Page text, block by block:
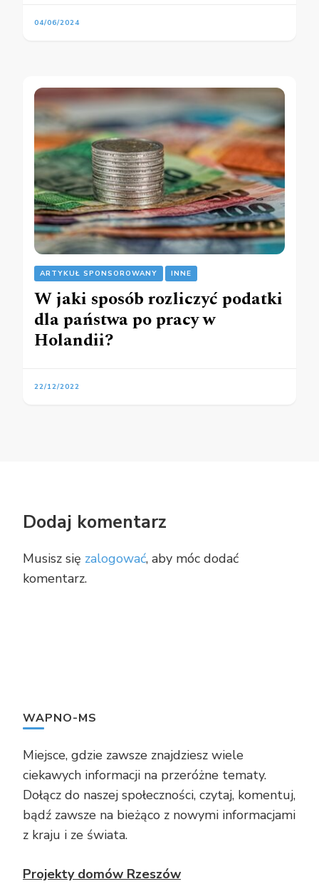
04/06/2024
ARTYKUŁ SPONSOROWANY INNE
W jaki sposób rozliczyć podatki
dla państwa po pracy w
Holandii?
22/12/2022
Dodaj komentarz
Musisz się zalogować, aby móc dodać
komentarz.
WAPNO-MS
Miejsce, gdzie zawsze znajdziesz wiele
ciekawych informacji na przeróżne tematy.
Dołącz do naszej społeczności, czytaj, komentuj,
bądź zawsze na bieżąco z nowymi informacjami
z kraju i ze świata.
Projekty domów Rzeszów